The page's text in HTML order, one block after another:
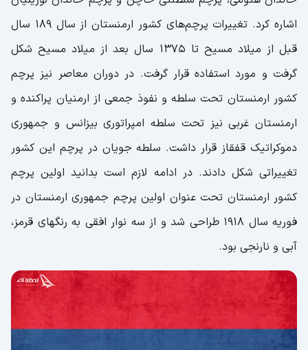
اشاره کرد. تغییرات پرچم‌های کشور ارمنستان از سال 189 سال
قبل از میلاد مسیح تا 1375 سال بعد از میلاد مسیح شکل
گرفت و مورد استفاده قرار گرفت. در دوران معاصر نیز پرچم
کشور ارمنستان تحت سلطه و نفوذ جمعی از ارمنیان پراکنده و
ارمنستان غربی نیز تحت سلطه امپراتوری بیزانس و جمهوری
دموکراتیک قفقاز قرار داشت. سلطه جویان در پرچم این کشور
تغییراتی شکل دادند. در ادامه لازم است بدانید اولین پرچم
کشور ارمنستان تحت عنوان اولین پرچم جمهوری ارمنستان در
فوریه سال ۱۹۱۸ طراحی شد و از سه نوار افقی به رنگهای قرمز،
آبی و نارنجی بود.